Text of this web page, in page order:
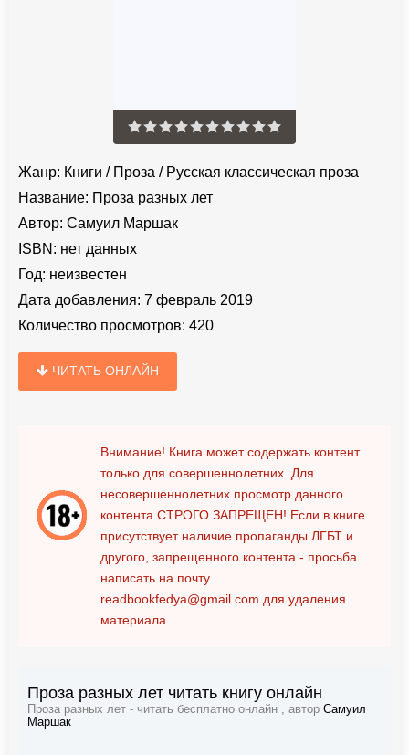
Жанр: Книги / Проза / Русская классическая проза
Название: Проза разных лет
Автор: Самуил Маршак
ISBN: нет данных
Год: неизвестен
Дата добавления: 7 февраль 2019
Количество просмотров: 420
ЧИТАТЬ ОНЛАЙН
Внимание! Книга может содержать контент
только для совершеннолетних. Для
несовершеннолетних просмотр данного
контента СТРОГО ЗАПРЕЩЕН! Если в книге
присутствует наличие пропаганды ЛГБТ и
другого, запрещенного контента - просьба
написать на почту
readbookfedya@gmail.com для удаления
материала
Проза разных лет читать книгу онлайн
Проза разных лет - читать бесплатно онлайн , автор Самуил
Маршак